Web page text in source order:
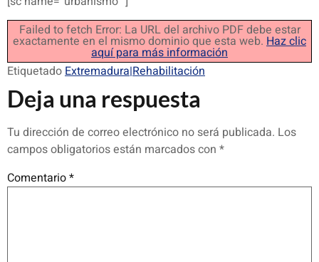
Failed to fetch Error: La URL del archivo PDF debe estar
exactamente en el mismo dominio que esta web. Haz clic
aquí para más información
EtiquetadoExtremadura|Rehabilitación
Deja una respuesta
Tu dirección de correo electrónico no será publicada. Los
campos obligatorios están marcados con *
Comentario*